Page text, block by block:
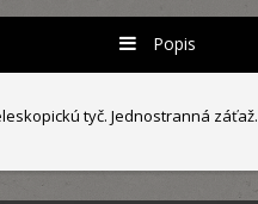
Popis
tyč. Jednostranná záťaž.